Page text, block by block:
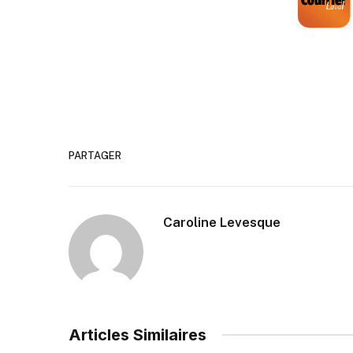
PARTAGER
Caroline Levesque
Articles Similaires